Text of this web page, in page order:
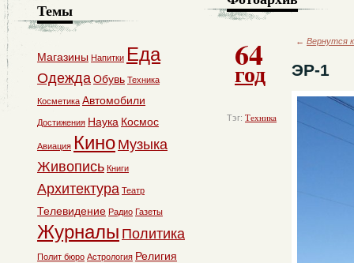
64
год
Тэг: Техника
← Вернутся
ЭР-1
Темы
Магазины Напитки Еда
ОдеждаОбувь Техника
Косметика Автомобили
Достижения Наука Космос
Авиация Кино Музыка
Живопись Книги
Архитектура Театр
Телевидение Радио Газеты
Журналы Политика
Полит бюро Астрология Религия